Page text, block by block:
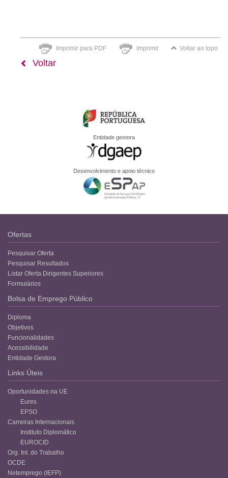
Imprimir para PDF Imprimir Voltar ao topo
Voltar
Entidade gestora
Desenvolvimento e apoio técnico
Ofertas
Pesquisar Oferta
Pesquisar Resultados
Listar Oferta Dirigentes Superiores
Formulários
Bolsa de Emprego Público
Diploma
Objetivos
Funcionalidades
Acessibilidade
Entidade Gestora
Links Úteis
Oportunidades na UE
Eures
EPSO
Carreiras Internacionais
Instituto Diplomático
EUROCID
Org. Int. do Trabalho
OCDE
Netemprego (IEFP)